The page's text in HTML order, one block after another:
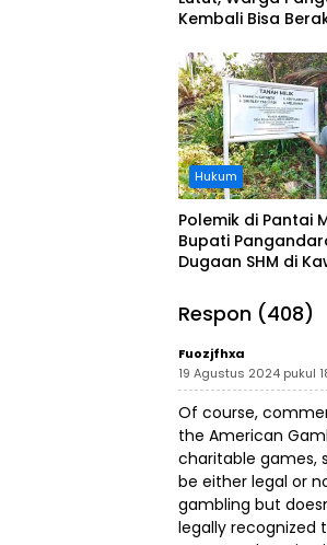
Kembali Bisa
Ditanggung BPJS
Hukum
Polemik di Pantai
Bupati
Dugaan SHM di
Respon (408)
Fuozjfhxa
19 Agustus 2024 pukul
Of course,
the American
charitable games,
be either legal or
gambling but
legally recognized